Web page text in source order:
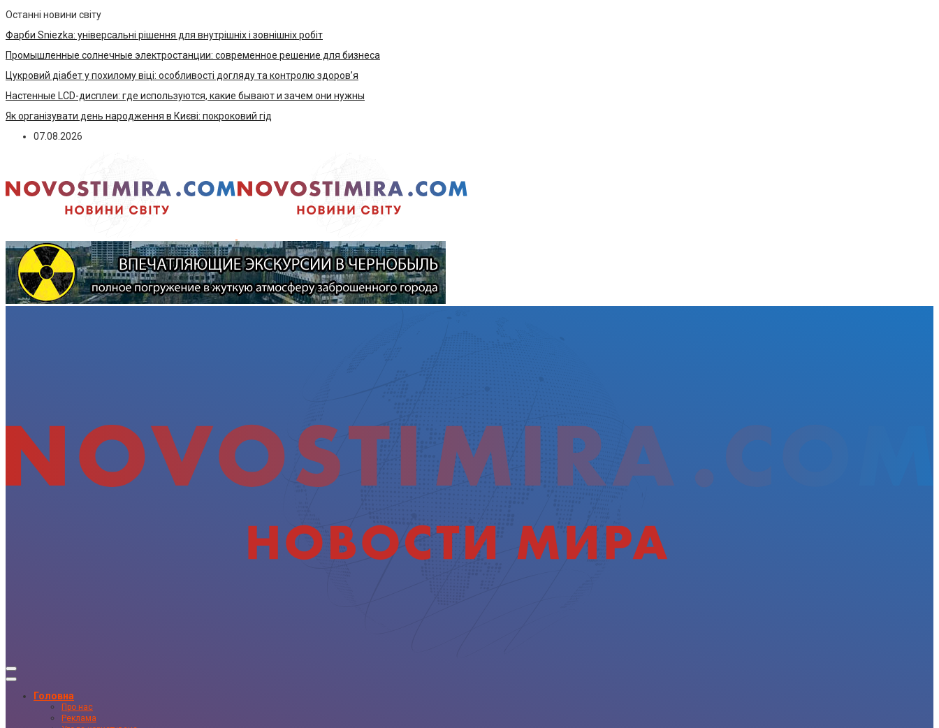
Останні новини світу
Фарби Sniezka: універсальні рішення для внутрішніх і зовнішніх робіт
Промышленные солнечные электростанции: современное решение для бизнеса
Цукровий діабет у похилому віці: особливості догляду та контролю здоров’я
Настенные LCD-дисплеи: где используются, какие бывают и зачем они нужны
Як організувати день народження в Києві: покроковий гід
07.08.2026
Головна
Про нас
Реклама